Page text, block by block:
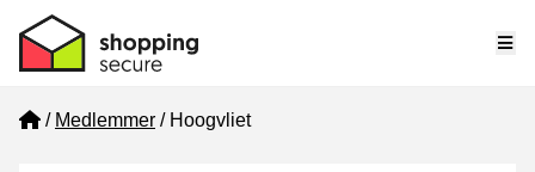
Home
Medlemmer Hoogvliet